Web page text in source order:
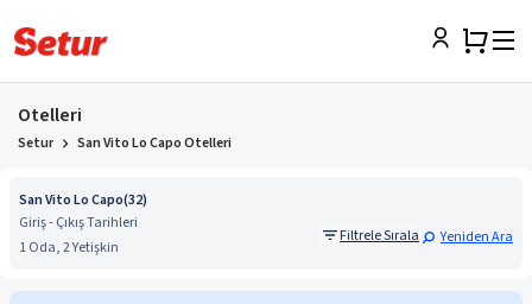
Otelleri
Setur San Vito Lo Capo Otelleri
San Vito Lo Capo(32)
Giriş - Çıkış Tarihleri
1 Oda, 2 Yetişkin
Filtrele Sırala Yeniden Ara